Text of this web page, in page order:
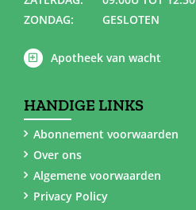
ZONDAG:
GESLOTEN
Apotheek van wacht
HANDIGE LINKS
Abonnement voorwaarden
Over ons
Algemene voorwaarden
Privacy Policy